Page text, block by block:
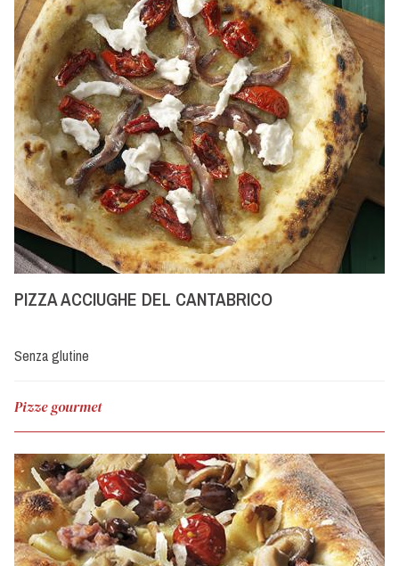
PIZZA ACCIUGHE DEL CANTABRICO
Senza glutine
Pizze gourmet